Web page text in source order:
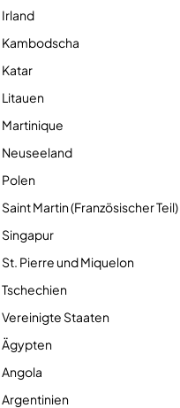
Irland
Kambodscha
Katar
Litauen
Martinique
Neuseeland
Polen
Saint Martin (Französischer Teil)
Singapur
St. Pierre und Miquelon
Tschechien
Vereinigte Staaten
Ägypten
Angola
Argentinien